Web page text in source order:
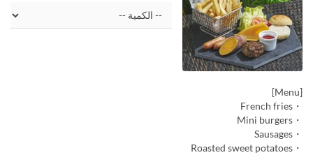
[Menu]
・French fries
・Mini burgers
・Sausages
・Roasted sweet potatoes